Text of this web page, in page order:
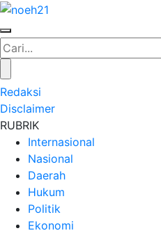
Redaksi
Disclaimer
RUBRIK
Internasional
Nasional
Daerah
Hukum
Politik
Ekonomi